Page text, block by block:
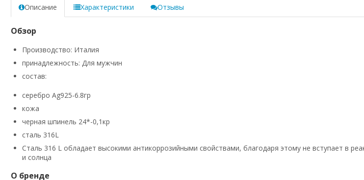
Описание Характеристики Отзывы
Обзор
Производство: Италия
принадлежность: Для мужчин
состав:
серебро Ag925-6.8гр
кожа
черная шпинель 24*-0,1кр
сталь 316L
Сталь 316 L обладает высокими антикоррозийными свойствами, благодаря этому не вступает в
и солнца
О бренде